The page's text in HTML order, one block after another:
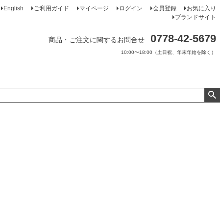
English ご利用ガイド マイページ ログイン 会員登録
お気に入り
ブランドサイト
商品・ご注文に関するお問合せ 0778-42-5679
10:00〜18:00（土日祝、年末年始を除く）